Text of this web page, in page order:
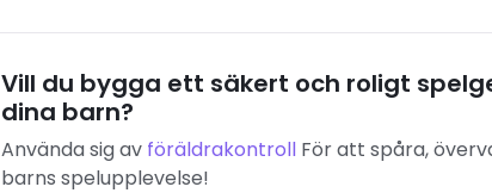
Vill du bygga ett säkert och roligt
dina barn?
Använda sig av föräldrakontroll För att spåra,
barns spelupplevelse!